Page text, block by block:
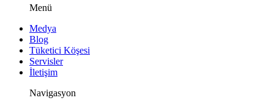
Menü
Medya
Blog
Tüketici Köşesi
Servisler
İletişim
Navigasyon